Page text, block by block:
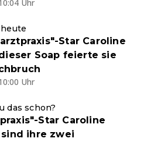
Uhr
Star Caroline
Soap feierte sie
Uhr
das schon?
Star Caroline
sind ihre zwei